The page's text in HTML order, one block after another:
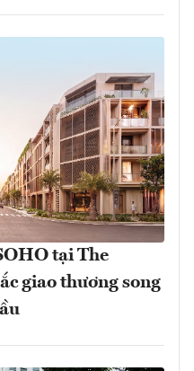
tại The
giao thương song